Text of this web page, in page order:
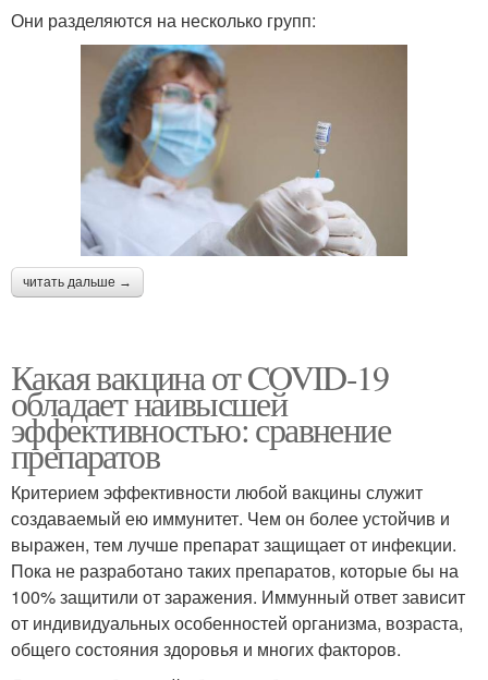
Они разделяются на несколько групп:
читать дальше →
Какая вакцина от COVID-19
обладает наивысшей
эффективностью: сравнение
препаратов
Критерием эффективности любой вакцины служит
создаваемый ею иммунитет. Чем он более устойчив и
выражен, тем лучше препарат защищает от инфекции.
Пока не разработано таких препаратов, которые бы на
100% защитили от заражения. Иммунный ответ зависит
от индивидуальных особенностей организма, возраста,
общего состояния здоровья и многих факторов.